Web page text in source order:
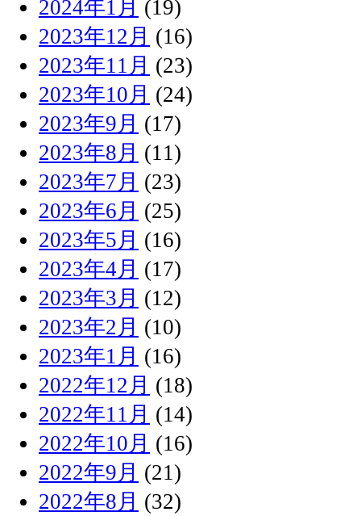
2024年1月 (19)
2023年12月 (16)
2023年11月 (23)
2023年10月 (24)
2023年9月 (17)
2023年8月 (11)
2023年7月 (23)
2023年6月 (25)
2023年5月 (16)
2023年4月 (17)
2023年3月 (12)
2023年2月 (10)
2023年1月 (16)
2022年12月 (18)
2022年11月 (14)
2022年10月 (16)
2022年9月 (21)
2022年8月 (32)